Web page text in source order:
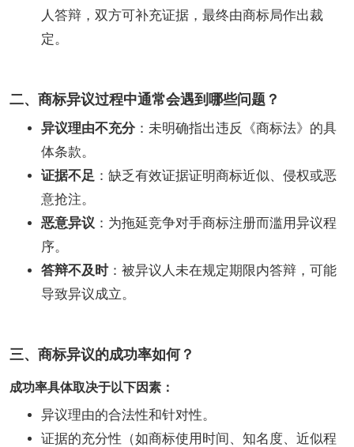
人答辩，双方可补充证据，最终由商标局作出裁
定。
二、商标异议过程中通常会遇到哪些问题？
异议理由不充分 ：未明确指出违反《商标法》的具
体条款。
证据不足 ：缺乏有效证据证明商标近似、侵权或恶
意抢注。
恶意异议 ：为拖延竞争对手商标注册而滥用异议程
序。
答辩不及时：被异议人未在规定期限内答辩，可能
导致异议成立。
三、商标异议的成功率如何？
成功率具体取决于以下因素：
异议理由的合法性和针对性。
证据的充分性（如商标使用时间、知名度、近似程